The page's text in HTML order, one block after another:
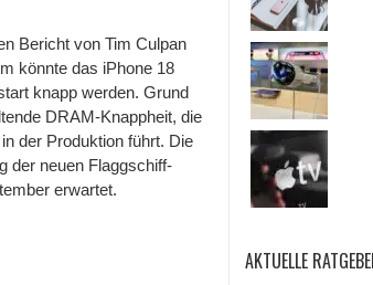
Bericht von Tim Culpan
könnte das iPhone 18
knapp werden. Grund
DRAM-Knappheit, die
der Produktion führt. Die
der neuen Flaggschiff-
erwartet.
AKTUELLE